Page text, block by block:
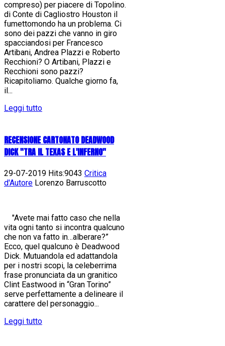
compreso) per piacere di Topolino.
di Conte di Cagliostro Houston il
fumettomondo ha un problema. Ci
sono dei pazzi che vanno in giro
spacciandosi per Francesco
Artibani, Andrea Plazzi e Roberto
Recchioni? O Artibani, Plazzi e
Recchioni sono pazzi?
Ricapitoliamo. Qualche giorno fa,
il...
Leggi tutto
RECENSIONE CARTONATO DEADWOOD
DICK "TRA IL TEXAS E L'INFERNO"
29-07-2019 Hits:9043 Critica
d'Autore Lorenzo Barruscotto
"Avete mai fatto caso che nella
vita ogni tanto si incontra qualcuno
che non va fatto in…alberare?”
Ecco, quel qualcuno è Deadwood
Dick. Mutuandola ed adattandola
per i nostri scopi, la celeberrima
frase pronunciata da un granitico
Clint Eastwood in “Gran Torino”
serve perfettamente a delineare il
carattere del personaggio...
Leggi tutto